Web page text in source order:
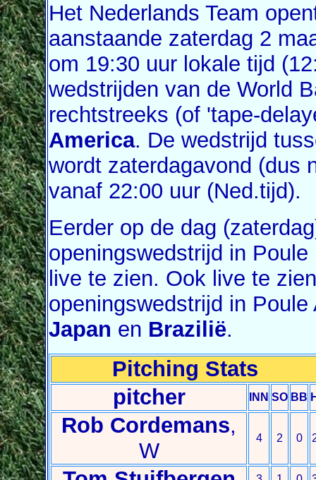
Het Nederlands Team
aanstaande zaterdag 2
om 19:30 uur lokale tijd
wedstrijden van de World
rechtstreeks (of 'tape-
America. De wedstrijd
wordt zaterdagavond (dus
vanaf 22:00 uur (Ned.tijd).
Eerder op de dag
openingswedstrijd in
live te zien. Ook live te
openingswedstrijd in
Japan en Brazilië.
Pitching Stats
pitcher
INN SO BB
Rob Cordemans,
W
4 2 0